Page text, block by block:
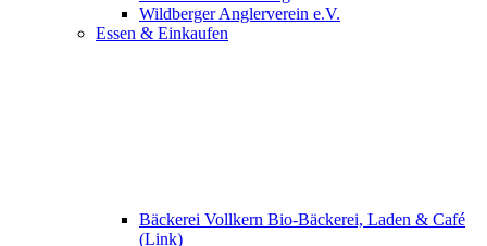
Wildberger Anglerverein e.V.
Essen & Einkaufen
Bäckerei Vollkern Bio-Bäckerei, Laden & Café
(Link)